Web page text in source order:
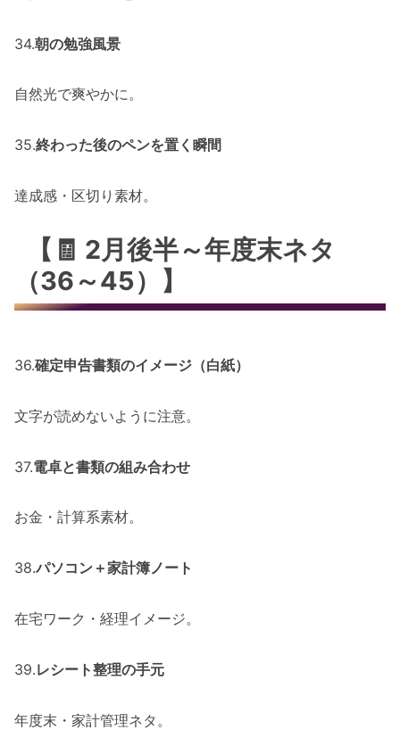
34.朝の勉強風景
自然光で爽やかに。
35.終わった後のペンを置く瞬間
達成感・区切り素材。
【🧾 2月後半～年度末ネタ
（36～45）】
36.確定申告書類のイメージ（白紙）
文字が読めないように注意。
37.電卓と書類の組み合わせ
お金・計算系素材。
38.パソコン＋家計簿ノート
在宅ワーク・経理イメージ。
39.レシート整理の手元
年度末・家計管理ネタ。